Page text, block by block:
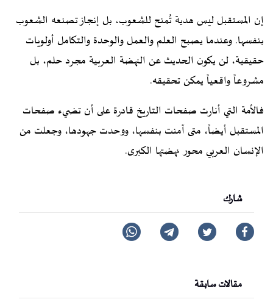
إن المستقبل ليس هدية تُمنح للشعوب، بل إنجاز تصنعه الشعوب
بنفسها. وعندما يصبح العلم والعمل والوحدة والتكامل أولويات
حقيقية، لن يكون الحديث عن النهضة العربية مجرد حلم، بل
مشروعاً واقعياً يمكن تحقيقه.
فالأمة التي أنارت صفحات التاريخ قادرة على أن تضيء صفحات
المستقبل أيضاً، متى آمنت بنفسها، ووحدت جهودها، وجعلت من
الإنسان العربي محور نهضتها الكبرى.
شارك
مقالات سابقة